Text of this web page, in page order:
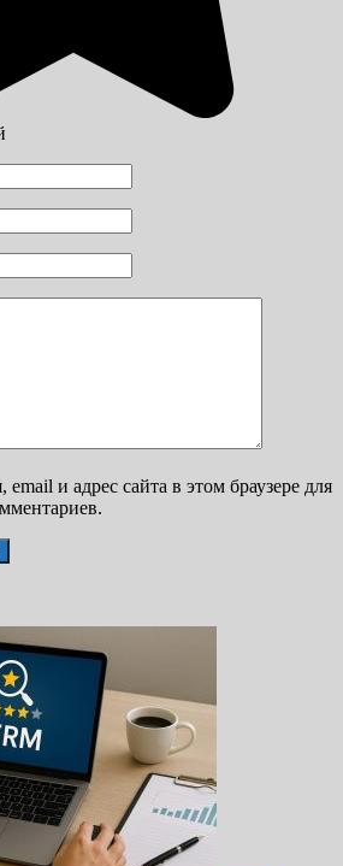
и адрес сайта в этом браузере для